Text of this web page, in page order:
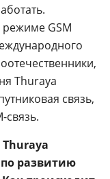
режиме GSM
Thuraya 
связь,
связь.
развитию